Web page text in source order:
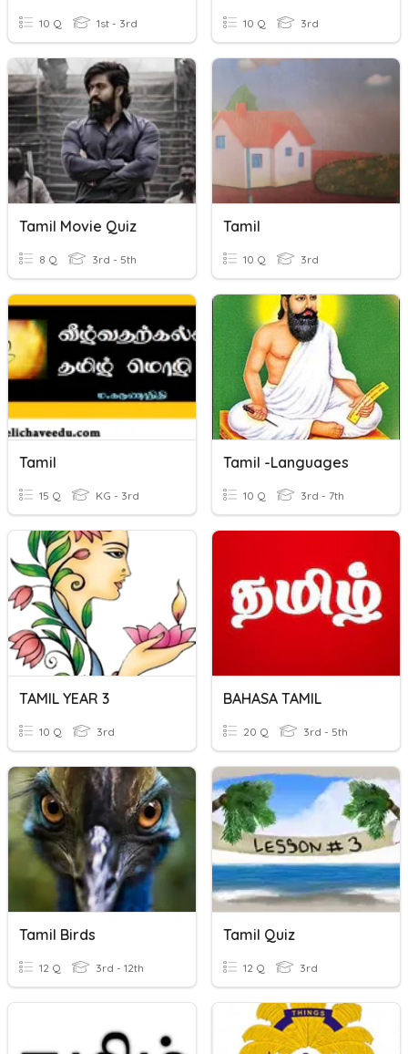
10 Q 1st - 3rd 10 Q 3rd
Tamil Movie Quiz
8 Q 3rd - 5th
Tamil
10 Q 3rd
Tamil
15 Q KG - 3rd
Tamil -languages
10 Q 3rd - 7th
TAMIL YEAR 3
10 Q 3rd
BAHASA TAMIL
20 Q 3rd - 5th
Tamil Birds
12 Q 3rd - 12th
Tamil Quiz
12 Q 3rd